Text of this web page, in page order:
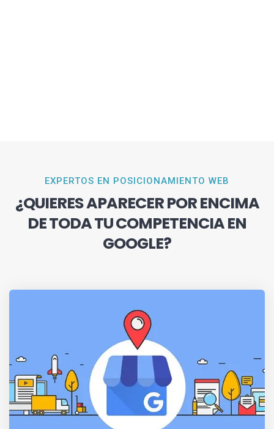
EXPERTOS EN POSICIONAMIENTO WEB
¿QUIERES APARECER POR ENCIMA
DE TODA TU COMPETENCIA EN
GOOGLE?